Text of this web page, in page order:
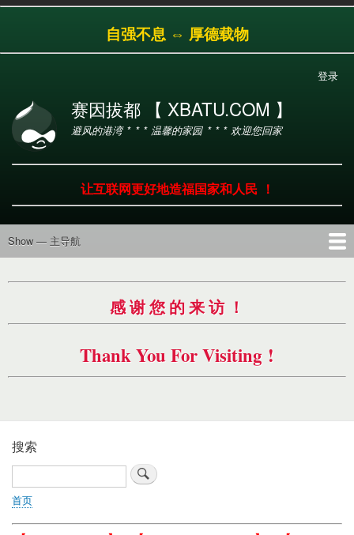
转
到
内
容
自强不息 ⇔ 厚德载物
户
登录
赛因拔都 【 XBATU.COM 】
避风的港湾 * * * 温馨的家园 * * * 欢迎您回家
让互联网更好地造福国家和人民 ！
主
航
Show — 主导航
感 谢 您 的 来 访 ！
Thank You For Visiting !
搜索
搜
索
面
包
首页